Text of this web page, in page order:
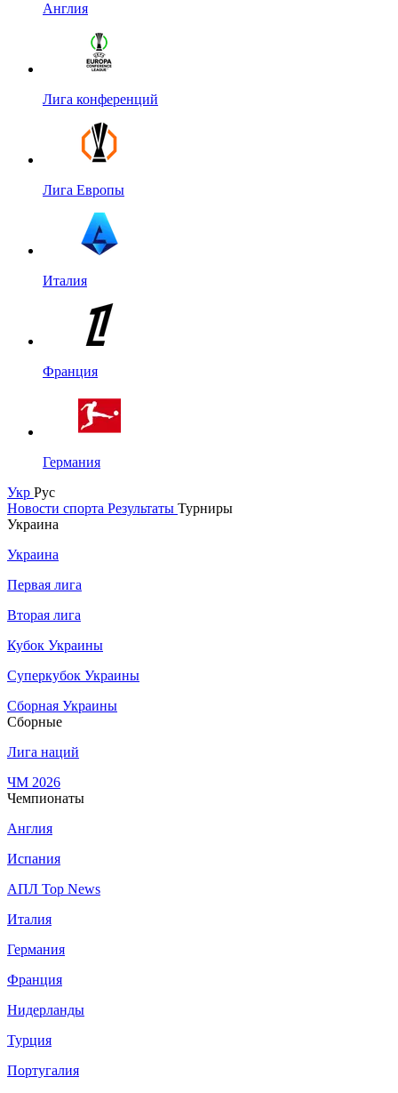
Англия
Лига конференций
Лига Европы
Италия
Франция
Германия
Укр Рус
Новости спорта Результаты Турниры
Украина
Украина
Первая лига
Вторая лига
Кубок Украины
Суперкубок Украины
Сборная Украины
Сборные
Лига наций
ЧМ 2026
Чемпионаты
Англия
Испания
АПЛ Top News
Италия
Германия
Франция
Нидерланды
Турция
Португалия